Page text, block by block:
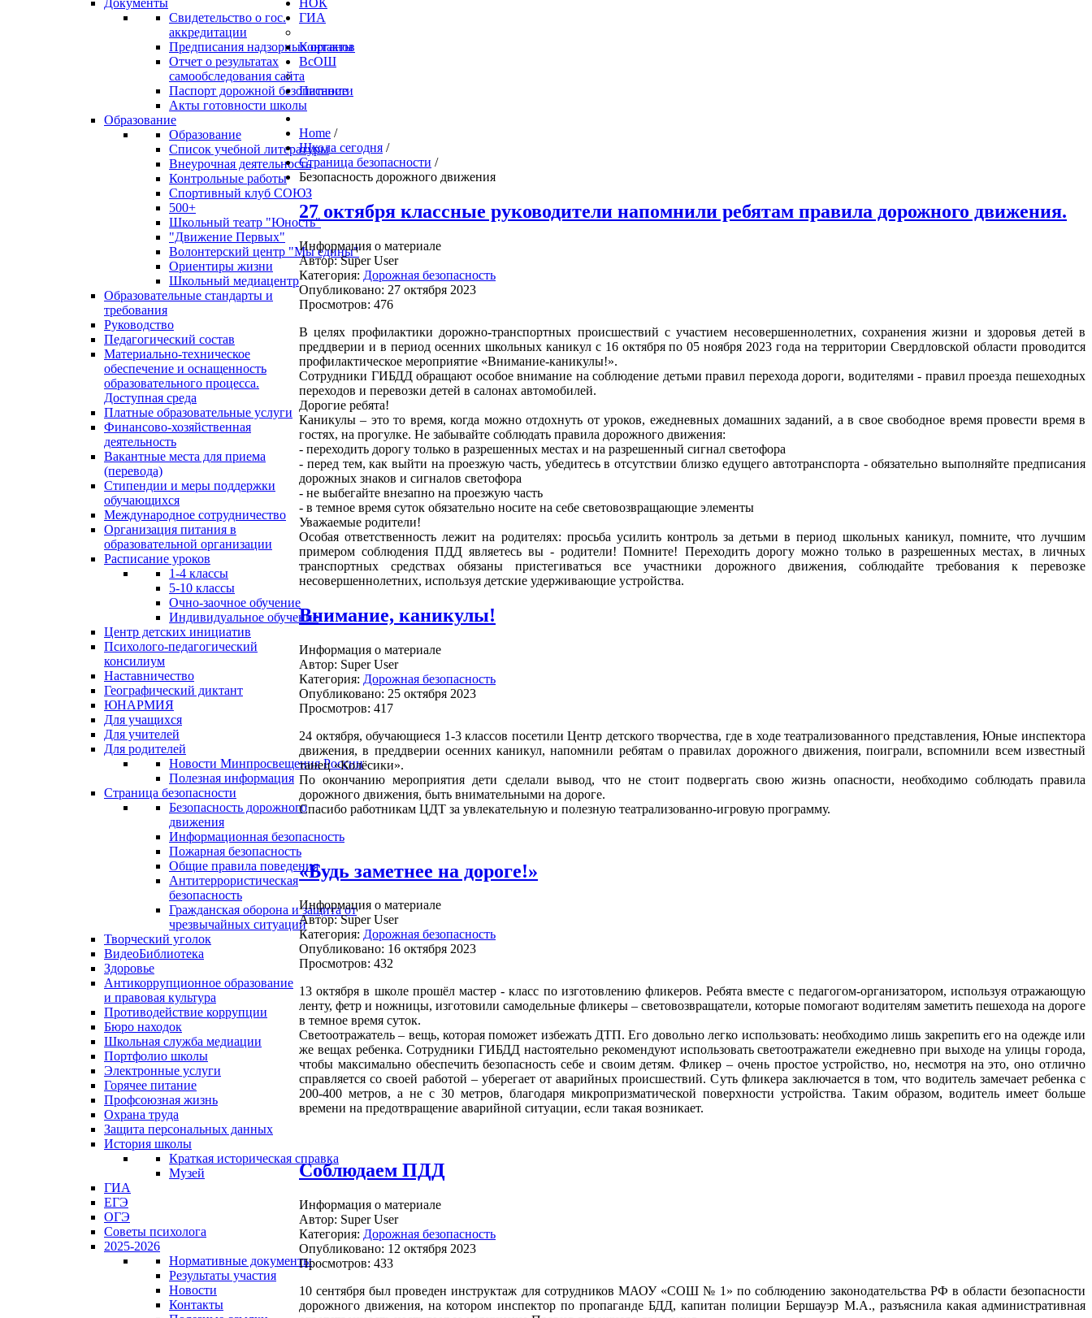
Документы
Свидетельство о гос.
аккредитации
Предписания надзорных органов
Отчет о результатах
самообследования сайта
Паспорт дорожной безопасности
Акты готовности школы
Образование
Образование
Список учебной литературы
Внеурочная деятельность
Контрольные работы
Спортивный клуб СОЮЗ
500+
Школьный театр "Юность"
"Движение Первых"
Волонтерский центр "Мы едины"
Ориентиры жизни
Школьный медиацентр
Образовательные стандарты и
требования
Руководство
Педагогический состав
Материально-техническое
обеспечение и оснащенность
образовательного процесса.
Доступная среда
Платные образовательные услуги
Финансово-хозяйственная
деятельность
Вакантные места для приема
(перевода)
Стипендии и меры поддержки
обучающихся
Международное сотрудничество
Организация питания в
образовательной организации
Расписание уроков
1-4 классы
5-10 классы
Очно-заочное обучение
Индивидуальное обучение
Центр детских инициатив
Психолого-педагогический
консилиум
Наставничество
Географический диктант
ЮНАРМИЯ
Для учащихся
Для учителей
Для родителей
Новости Минпросвещения России
Полезная информация
Страница безопасности
Безопасность дорожного
движения
Информационная безопасность
Пожарная безопасность
Общие правила поведения
Антитеррористическая
безопасность
Гражданская оборона и защита от
чрезвычайных ситуаций
Творческий уголок
ВидеоБиблиотека
Здоровье
Антикоррупционное образование
и правовая культура
Противодействие коррупции
Бюро находок
Школьная служба медиации
Портфолио школы
Электронные услуги
Горячее питание
Профсоюзная жизнь
Охрана труда
Защита персональных данных
История школы
Краткая историческая справка
Музей
НОК
ГИА
ГИА
ЕГЭ
ОГЭ
Советы психолога
Контакты
ВсОШ
2025-2026
Нормативные документы
Результаты участия
Новости
Контакты
Питание
Home /
Школа сегодня /
Страница безопасности /
Безопасность дорожного движения
27 октября классные руководители напомнили ребятам правила дорожного движения.
Информация о материале
Автор:Super User
Категория: Дорожная безопасность
Опубликовано: 27 октября 2023
Просмотров: 476
В целях профилактики дорожно-транспортных происшествий с участием несовершеннолетних, сохранения жизни и здоровья детей в
преддверии и в период осенних школьных каникул с 16 октября по 05 ноября 2023 года на территории Свердловской области проводится
профилактическое мероприятие «Внимание-каникулы!».
Сотрудники ГИБДД обращают особое внимание на соблюдение детьми правил перехода дороги, водителями - правил проезда пешеходных
переходов и перевозки детей в салонах автомобилей.
Дорогие ребята!
Каникулы – это то время, когда можно отдохнуть от уроков, ежедневных домашних заданий, а в свое свободное время провести время в
гостях, на прогулке. Не забывайте соблюдать правила дорожного движения:
- переходить дорогу только в разрешенных местах и на разрешенный сигнал светофора
- перед тем, как выйти на проезжую часть, убедитесь в отсутствии близко едущего автотранспорта - обязательно выполняйте предписания
дорожных знаков и сигналов светофора
- не выбегайте внезапно на проезжую часть
- в темное время суток обязательно носите на себе световозвращающие элементы
Уважаемые родители!
Особая ответственность лежит на родителях: просьба усилить контроль за детьми в период школьных каникул, помните, что лучшим
примером соблюдения ПДД являетесь вы - родители! Помните! Переходить дорогу можно только в разрешенных местах, в личных
транспортных средствах обязаны пристегиваться все участники дорожного движения, соблюдайте требования к перевозке
несовершеннолетних, используя детские удерживающие устройства.
Внимание, каникулы!
Информация о материале
Автор: Super User
Категория: Дорожная безопасность
Опубликовано: 25 октября 2023
Просмотров: 417
24 октября, обучающиеся 1-3 классов посетили Центр детского творчества, где в ходе театрализованного представления, Юные инспектора
движения, в преддверии осенних каникул, напомнили ребятам о правилах дорожного движения, поиграли, вспомнили всем известный
танец «Колёсики».
По окончанию мероприятия дети сделали вывод, что не стоит подвергать свою жизнь опасности, необходимо соблюдать правила
дорожного движения, быть внимательными на дороге.
Спасибо работникам ЦДТ за увлекательную и полезную театрализованно-игровую программу.
«Будь заметнее на дороге!»
Информация о материале
Автор:Super User
Категория: Дорожная безопасность
Опубликовано: 16 октября 2023
Просмотров: 432
13 октября в школе прошёл мастер - класс по изготовлению фликеров. Ребята вместе с педагогом-организатором, используя отражающую
ленту, фетр и ножницы, изготовили самодельные фликеры – световозвращатели, которые помогают водителям заметить пешехода на дороге
в темное время суток.
Светоотражатель – вещь, которая поможет избежать ДТП. Его довольно легко использовать: необходимо лишь закрепить его на одежде или
же вещах ребенка. Сотрудники ГИБДД настоятельно рекомендуют использовать светоотражатели ежедневно при выходе на улицы города,
чтобы максимально обеспечить безопасность себе и своим детям. Фликер – очень простое устройство, но, несмотря на это, оно отлично
справляется со своей работой – уберегает от аварийных происшествий. Суть фликера заключается в том, что водитель замечает ребенка с
200-400 метров, а не с 30 метров, благодаря микропризматической поверхности устройства. Таким образом, водитель имеет больше
времени на предотвращение аварийной ситуации, если такая возникает.
Соблюдаем ПДД
Информация о материале
Автор: Super User
Категория: Дорожная безопасность
Опубликовано: 12 октября 2023
Просмотров: 433
10 сентября был проведен инструктаж для сотрудников МАОУ «СОШ № 1» по соблюдению законодательства РФ в области безопасности
дорожного движения, на котором инспектор по пропаганде БДД, капитан полиции Бершауэр М.А., разъяснила какая административная